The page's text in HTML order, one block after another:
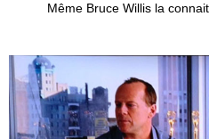
Même Bruce Willis la